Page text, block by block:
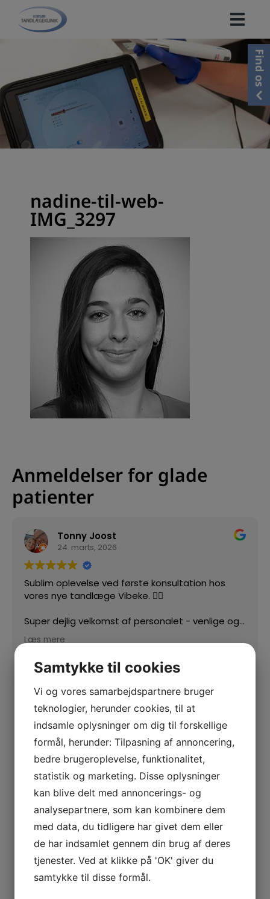
nadine-til-web-
IMG_3297
Find os
Anmeldelser for glade
patienter
Tonny Joost
24. marts, 2026
Sublim oplevelse ved første konsultation hos
vores nye tandlæge Vibeke. 👍🏻
Super dejlig velkomst af personalet - venlige og
imødekommende 🙏🏻
Læs mere
Samtykke til cookies
Vi og vores samarbejdspartnere bruger
teknologier, herunder cookies, til at
indsamle oplysninger om dig til forskellige
formål, herunder: Tilpasning af annoncering,
bedre brugeroplevelse, funktionalitet,
statistik og marketing. Disse oplysninger
kan blive delt med annoncerings- og
analysepartnere, som kan kombinere dem
med data, du tidligere har givet dem eller
de har indsamlet gennem din brug af deres
tjenester. Ved at klikke på 'OK' giver du
samtykke til disse formål.